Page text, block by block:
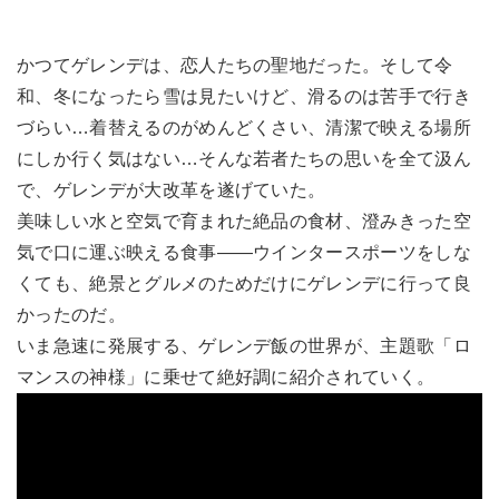
かつてゲレンデは、恋人たちの聖地だった。そして令
和、冬になったら雪は見たいけど、滑るのは苦手で行き
づらい…着替えるのがめんどくさい、清潔で映える場所
にしか行く気はない…そんな若者たちの思いを全て汲ん
で、ゲレンデが大改革を遂げていた。
美味しい水と空気で育まれた絶品の食材、澄みきった空
気で口に運ぶ映える食事――ウインタースポーツをしな
くても、絶景とグルメのためだけにゲレンデに行って良
かったのだ。
いま急速に発展する、ゲレンデ飯の世界が、主題歌「ロ
マンスの神様」に乗せて絶好調に紹介されていく。